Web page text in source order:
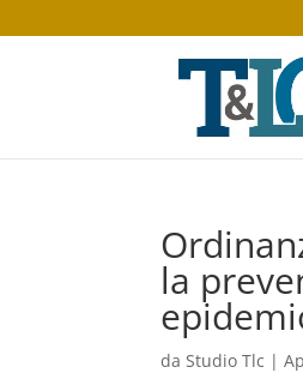
la
daStudio Tlc |